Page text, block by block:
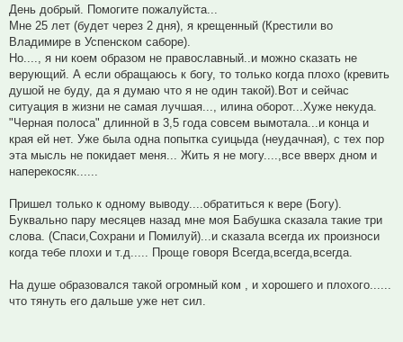
День добрый. Помогите пожалуйста...
Мне 25 лет (будет через 2 дня), я крещенный (Крестили во
Владимире в Успенском саборе).
Но...., я ни коем образом не православный..и можно сказать не
верующий. А если обращаюсь к богу, то только когда плохо (кревить
душой не буду, да я думаю что я не один такой).Вот и сейчас
ситуация в жизни не самая лучшая..., илина оборот...Хуже некуда.
"Черная полоса" длинной в 3,5 года совсем вымотала...и конца и
края ей нет. Уже была одна попытка суицыда (неудачная), с тех пор
эта мысль не покидает меня... Жить я не могу....,все вверх дном и
наперекосяк......
Пришел только к одному выводу....обратиться к вере (Богу).
Буквально пару месяцев назад мне моя Бабушка сказала такие три
слова. (Спаси,Сохрани и Помилуй)...и сказала всегда их произноси
когда тебе плохи и т.д..... Проще говоря Всегда,всегда,всегда.
На душе образовался такой огромный ком , и хорошего и плохого......
что тянуть его дальше уже нет сил.